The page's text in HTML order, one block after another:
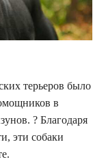
терьеров было
в
? Благодаря
эти собаки